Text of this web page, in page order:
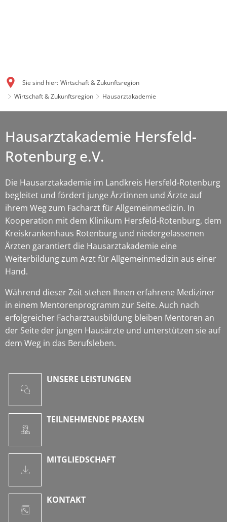
Sie sind hier: Wirtschaft & Zukunftsregion
Wirtschaft & Zukunftsregion
Hausarztakademie
Hausarztakademie Hersfeld-
Rotenburg e.V.
Die Hausarztakademie im Landkreis Hersfeld-Rotenburg
begleitet und fördert junge Ärztinnen und Ärzte auf
ihrem Weg zum Facharzt für Allgemeinmedizin. In
Kooperation mit dem Klinikum Hersfeld-Rotenburg, dem
Kreiskrankenhaus Rotenburg und niedergelassenen
Ärzten garantiert die Hausarztakademie eine
Weiterbildung zum Arzt für Allgemeinmedizin aus einer
Hand.
Während dieser Zeit stehen Ihnen erfahrene Mediziner
in einem Mentorenprogramm zur Seite. Auch nach
erfolgreicher Facharztausbildung bleiben Mentoren an
der Seite der jungen Hausärzte und unterstützen sie auf
dem Weg in das Berufsleben.
UNSERE LEISTUNGEN
TEILNEHMENDE PRAXEN
MITGLIEDSCHAFT
KONTAKT